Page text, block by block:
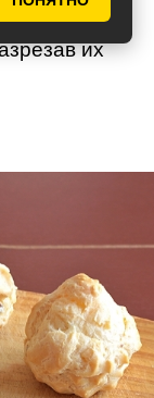
их